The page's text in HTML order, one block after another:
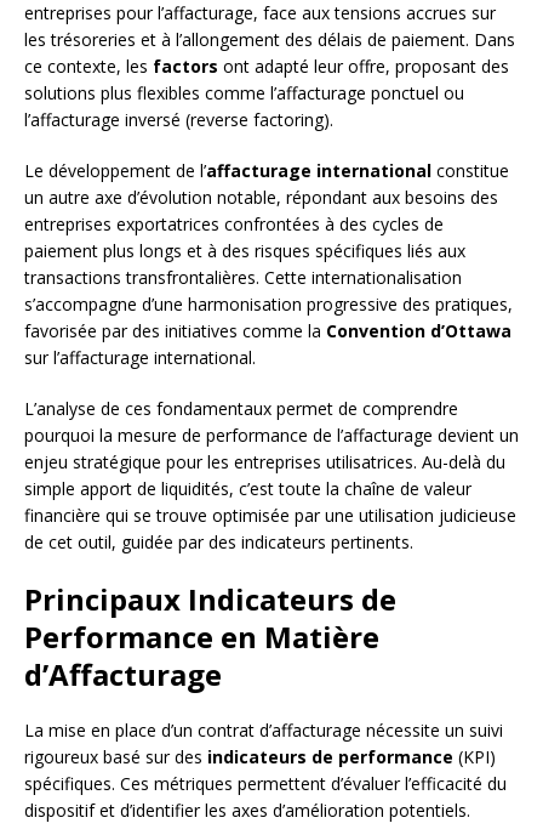
entreprises pour l’affacturage, face aux tensions accrues sur
les trésoreries et à l’allongement des délais de paiement. Dans
ce contexte, les factors ont adapté leur offre, proposant des
solutions plus flexibles comme l’affacturage ponctuel ou
l’affacturage inversé (reverse factoring).
Le développement de l’affacturage international constitue
un autre axe d’évolution notable, répondant aux besoins des
entreprises exportatrices confrontées à des cycles de
paiement plus longs et à des risques spécifiques liés aux
transactions transfrontalières. Cette internationalisation
s’accompagne d’une harmonisation progressive des pratiques,
favorisée par des initiatives comme la Convention d’Ottawa
sur l’affacturage international.
L’analyse de ces fondamentaux permet de comprendre
pourquoi la mesure de performance de l’affacturage devient un
enjeu stratégique pour les entreprises utilisatrices. Au-delà du
simple apport de liquidités, c’est toute la chaîne de valeur
financière qui se trouve optimisée par une utilisation judicieuse
de cet outil, guidée par des indicateurs pertinents.
Principaux Indicateurs de
Performance en Matière
d’Affacturage
La mise en place d’un contrat d’affacturage nécessite un suivi
rigoureux basé sur des indicateurs de performance (KPI)
spécifiques. Ces métriques permettent d’évaluer l’efficacité du
dispositif et d’identifier les axes d’amélioration potentiels.